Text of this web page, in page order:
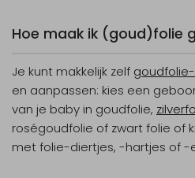
Hoe maak ik (goud)folie
Je kunt makkelijk zelf
en aanpassen: kies een
van je baby in goudfolie,
roségoudfolie of zwart folie of
met folie-diertjes, -hartjes of -